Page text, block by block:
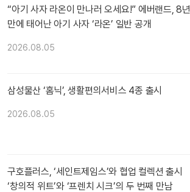
“아기 사자 라온이 만나러 오세요!” 에버랜드, 8년
만에 태어난 아기 사자 ‘라온’ 일반 공개
2026.08.05
삼성물산 ‘홈닉’, 생활편의서비스 4종 출시
2026.08.05
구호플러스, ‘세인트제임스’와 협업 컬렉션 출시
‘창의적 위트’와 ‘프렌치 시크’의 두 번째 만남